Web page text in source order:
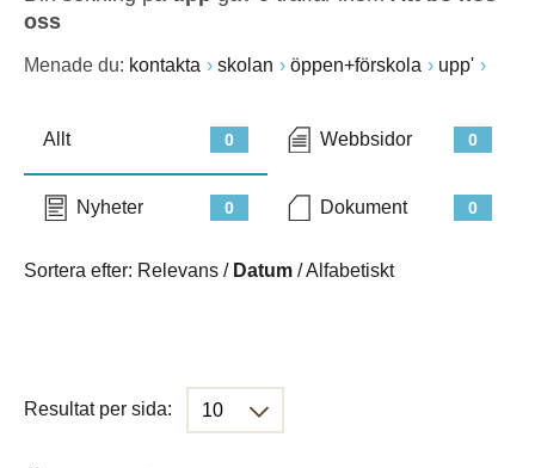
oss
Menade du: kontakta skolan öppen+förskola upp'
0
Allt 0
Webbsidor
0
Nyheter 0
Dokument
Sortera efter: Relevans / Datum /Alfabetiskt
Resultat per sida: